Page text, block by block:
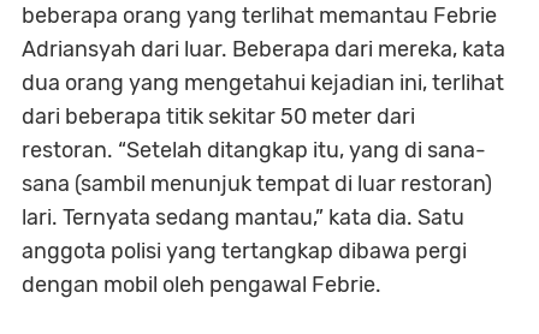
beberapa orang yang terlihat memantau Febrie
Adriansyah dari luar. Beberapa dari mereka, kata
dua orang yang mengetahui kejadian ini, terlihat
dari beberapa titik sekitar 50 meter dari
restoran. “Setelah ditangkap itu, yang di sana-
sana (sambil menunjuk tempat di luar restoran)
lari. Ternyata sedang mantau,” kata dia. Satu
anggota polisi yang tertangkap dibawa pergi
dengan mobil oleh pengawal Febrie.